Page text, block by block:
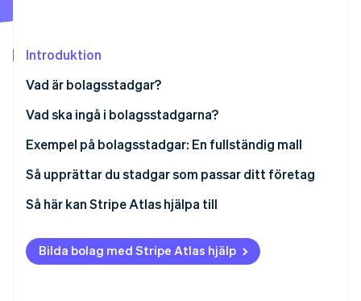
Se hur Stripe bygger den ekonomiska
Introduktion
Vad är bolagsstadgar?
Vad ska ingå i bolagsstadgarna?
Exempel på bolagsstadgar: En fullständig mall
Så upprättar du stadgar som passar ditt företag
Så här kan Stripe Atlas hjälpa till
Ansök till Atlas
Ta emot betalningar och banktjänster innan ditt EIN
Bilda bolag med Stripe Atlas hjälp